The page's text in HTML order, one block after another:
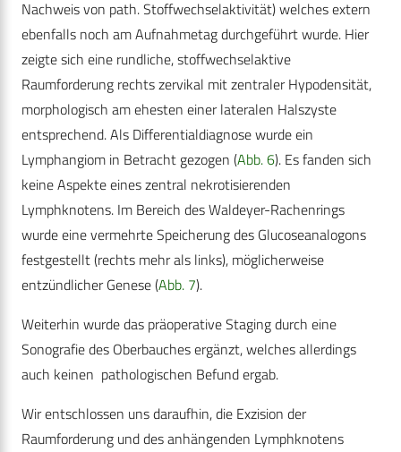
Nachweis von path. Stoffwechselaktivität) welches extern
ebenfalls noch am Aufnahmetag durchgeführt wurde. Hier
zeigte sich eine rundliche, stoffwechselaktive
Raumforderung rechts zervikal mit zentraler Hypodensität,
morphologisch am ehesten einer lateralen Halszyste
entsprechend. Als Differentialdiagnose wurde ein
Lymphangiom in Betracht gezogen (Abb. 6). Es fanden sich
keine Aspekte eines zentral nekrotisierenden
Lymphknotens. Im Bereich des Waldeyer-Rachenrings
wurde eine vermehrte Speicherung des Glucoseanalogons
festgestellt (rechts mehr als links), möglicherweise
entzündlicher Genese (Abb. 7).
Weiterhin wurde das präoperative Staging durch eine
Sonografie des Oberbauches ergänzt, welches allerdings
auch keinen pathologischen Befund ergab.
Wir entschlossen uns daraufhin, die Exzision der
Raumforderung und des anhängenden Lymphknotens